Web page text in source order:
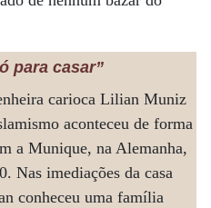
para casar”
carioca Lilian Muniz
aconteceu de forma
a Munique, na Alemanha,
Nas imediações da casa
conheceu uma família